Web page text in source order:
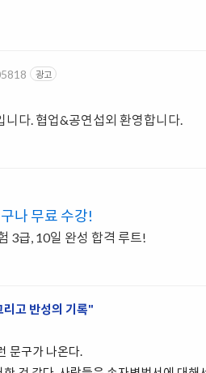
광고
니다. 협업&공연섭외 환영합니다.
나 무료 수강!
3급, 10일 완성 합격 루트!
고 반성의 기록"
문구가 나온다.